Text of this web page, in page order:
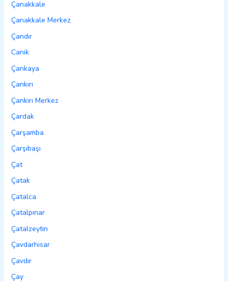
Çanakkale
Çanakkale Merkez
Çandır
Canik
Çankaya
Çankırı
Çankırı Merkez
Çardak
Çarşamba
Çarşıbaşı
Çat
Çatak
Çatalca
Çatalpınar
Çatalzeytin
Çavdarhisar
Çavdır
Çay